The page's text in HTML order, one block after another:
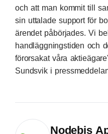
och att man kommit till
sin uttalade support för
ärendet påbörjades. Vi
handläggningstiden och
förorsakat våra
Sundsvik i
Nodebis